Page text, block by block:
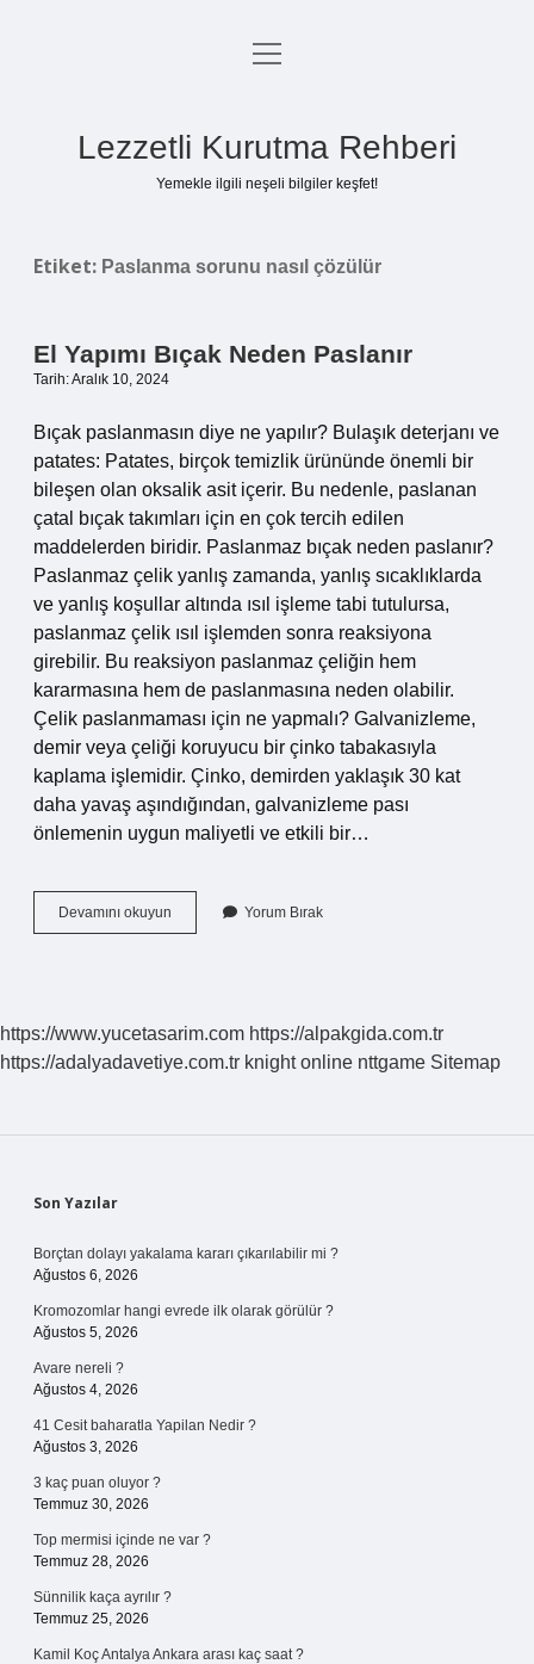
Anasayfa
menüyü
Lezzetli Kurutma Rehberi
Yemekle ilgili neşeli bilgiler keşfet!
Etiket: Paslanma sorunu nasıl çözülür
El Yapımı Bıçak Neden Paslanır
Tarih: Aralık 10, 2024
Bıçak paslanmasın diye ne yapılır? Bulaşık deterjanı ve
patates: Patates, birçok temizlik ürününde önemli bir
bileşen olan oksalik asit içerir. Bu nedenle, paslanan
çatal bıçak takımları için en çok tercih edilen
maddelerden biridir. Paslanmaz bıçak neden paslanır?
Paslanmaz çelik yanlış zamanda, yanlış sıcaklıklarda
ve yanlış koşullar altında ısıl işleme tabi tutulursa,
paslanmaz çelik ısıl işlemden sonra reaksiyona
girebilir. Bu reaksiyon paslanmaz çeliğin hem
kararmasına hem de paslanmasına neden olabilir.
Çelik paslanmaması için ne yapmalı? Galvanizleme,
demir veya çeliği koruyucu bir çinko tabakasıyla
kaplama işlemidir. Çinko, demirden yaklaşık 30 kat
daha yavaş aşındığından, galvanizleme pası
önlemenin uygun maliyetli ve etkili bir…
Devamını okuyun
Yapımı
Yorum Bırak
https://www.yucetasarim.com https://alpakgida.com.tr
https://adalyadavetiye.com.tr knight online nttgame Sitemap
Sidebar
Son Yazılar
Borçtan dolayı yakalama kararı çıkarılabilir mi ?
Ağustos 6, 2026
Kromozomlar hangi evrede ilk olarak görülür ?
Ağustos 5, 2026
Avare nereli ?
Ağustos 4, 2026
41 Cesit baharatla Yapilan Nedir ?
Ağustos 3, 2026
3 kaç puan oluyor ?
Temmuz 30, 2026
Top mermisi içinde ne var ?
Temmuz 28, 2026
Sünnilik kaça ayrılır ?
Temmuz 25, 2026
Kamil Koç Antalya Ankara arası kaç saat ?